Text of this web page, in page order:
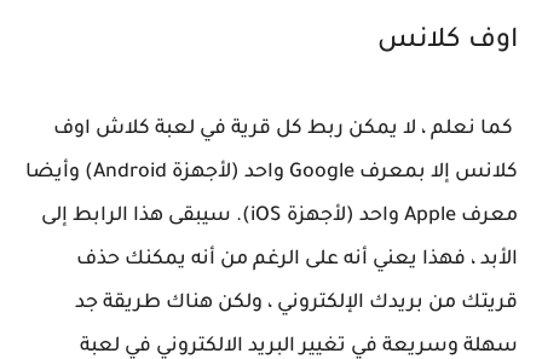
اوف كلانس
كما نعلم ، لا يمكن ربط كل قرية في لعبة كلاش اوف
كلانس إلا بمعرف Google واحد (لأجهزة Android) وأيضا
معرف Apple واحد (لأجهزة iOS). سيبقى هذا الرابط إلى
الأبد ، فهذا يعني أنه على الرغم من أنه يمكنك حذف
قريتك من بريدك الإلكتروني ، ولكن هناك طريقة جد
سهلة وسريعة في تغيير البريد الالكتروني في لعبة